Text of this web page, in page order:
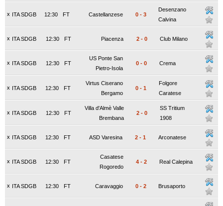
x ITA SDGB FT
12:30 Castellanzese 0 - 3
Desenzano
Calvina
x ITA SDGB FT
12:30 Piacenza 2 - 0 Club Milano
x ITA SDGB FT
12:30
US Ponte San
Pietro-Isola
0 - 0 Crema
x ITA SDGB FT
12:30
Virtus Ciserano
Bergamo
0 - 1
Folgore
Caratese
x ITA SDGB FT
12:30
Villa d'Almè Valle
Brembana
2 - 0
SS Tritium
1908
x ITA SDGB FT
12:30 ASD Varesina 2 - 1 Arconatese
x ITA SDGB FT
12:30
Casatese
Rogoredo
4 - 2 Real Calepina
x ITA SDGB FT
12:30 Caravaggio 0 - 2 Brusaporto